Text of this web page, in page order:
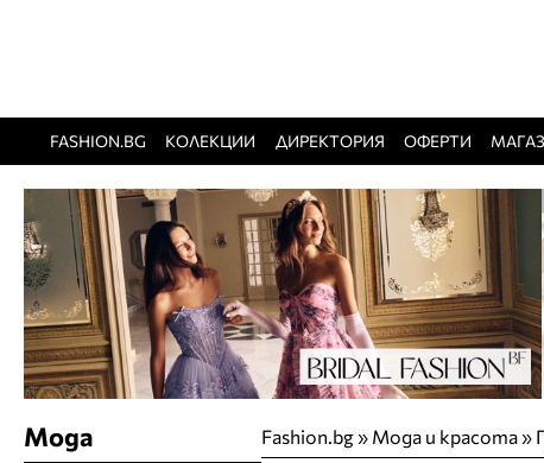
FASHION.BG КОЛЕКЦИИ ДИРЕКТОРИЯ ОФЕРТИ
Fashion.bg» Мода и красота»
Мода